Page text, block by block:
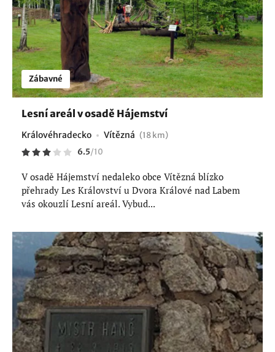
Zábavné
Lesní areál v osadě Hájemství
Královéhradecko Vítězná (18 km)
6.5/10
V osadě Hájemství nedaleko obce Vítězná blízko
přehrady Les Království u Dvora Králové nad Labem
vás okouzlí Lesní areál. Vybud...